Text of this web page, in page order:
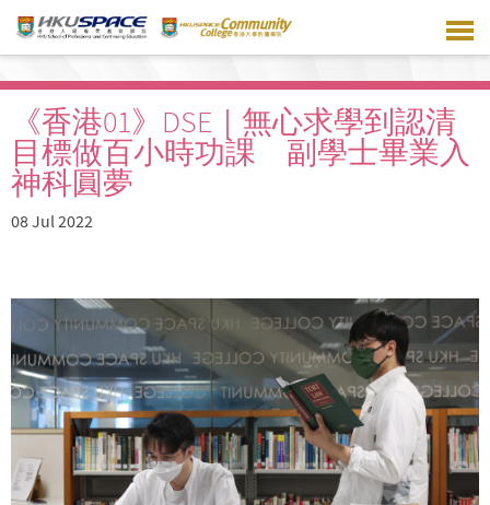
main
《香港01》DSE｜無心求學到認清
目標做百小時功課 副學士畢業入
神科圓夢
08 Jul 2022